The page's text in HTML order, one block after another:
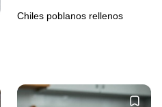
Chiles poblanos rellenos